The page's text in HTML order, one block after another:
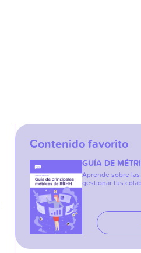
Contenido favorito
GUÍA DE
Aprende sobre las
gestionar tus